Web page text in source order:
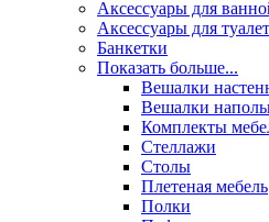
Аксессуары для
Аксессуары для
Банкетки
Показать больше...
Вешалки
Вешалки
Комплекты
Стеллажи
Столы
Плетеная мебель
Полки